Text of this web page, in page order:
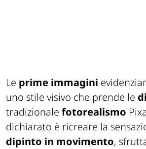
Le prime immagini
uno stile visivo che prende le
tradizionale fotorealismo
dichiarato è ricreare la
dipinto in movimento,